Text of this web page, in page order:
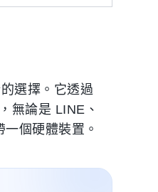
選擇。它透過
無論是 LINE、
個硬體裝置。